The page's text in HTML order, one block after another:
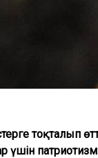
тоқталып
үшін